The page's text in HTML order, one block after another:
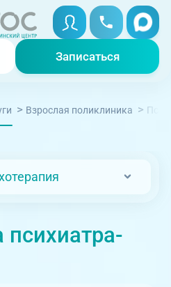
Записаться
Записаться
> Взрослая поликлиника >